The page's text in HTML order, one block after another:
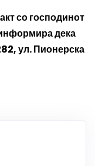
со господинот
дека
ул. Пионерска